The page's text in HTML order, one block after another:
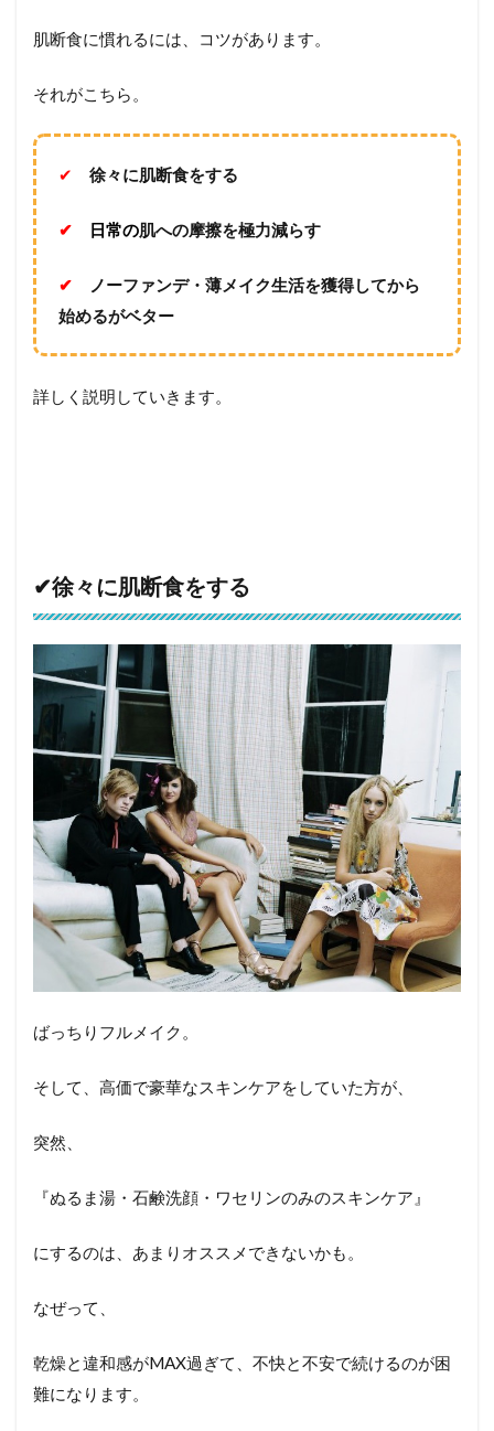
肌断食に慣れるには、コツがあります。
それがこちら。
✔︎ 徐々に肌断食をする
✔︎ 日常の肌への摩擦を極力減らす
✔︎
ノーファンデ・薄メイク生活を獲得してから
始めるがベター
詳しく説明していきます。
✔︎徐々に肌断食をする
ばっちりフルメイク。
そして、高価で豪華なスキンケアをしていた方が、
突然、
『ぬるま湯・石鹸洗顔・ワセリンのみのスキンケア』
にするのは、あまりオススメできないかも。
なぜって、
乾燥と違和感がMAX過ぎて、不快と不安で続けるのが困
難になります。